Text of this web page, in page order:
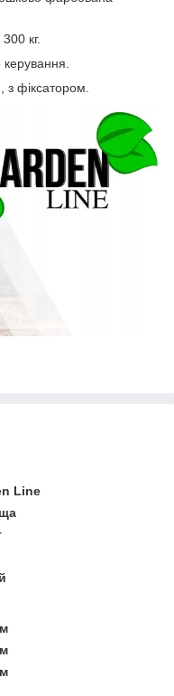
300 кг.
керування.
з фіксатором.
Line